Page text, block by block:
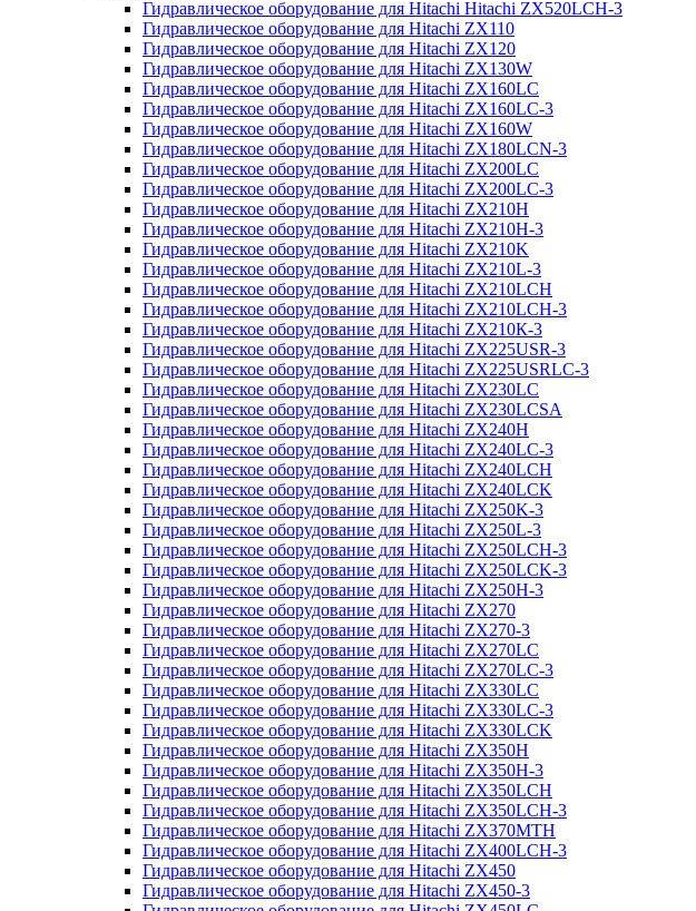
Гидравлическое оборудование для Hitachi Hitachi ZX520LCH-3
Гидравлическое оборудование для Hitachi ZX110
Гидравлическое оборудование для Hitachi ZX120
Гидравлическое оборудование для Hitachi ZX130W
Гидравлическое оборудование для Hitachi ZX160LC
Гидравлическое оборудование для Hitachi ZX160LC-3
Гидравлическое оборудование для Hitachi ZX160W
Гидравлическое оборудование для Hitachi ZX180LCN-3
Гидравлическое оборудование для Hitachi ZX200LC
Гидравлическое оборудование для Hitachi ZX200LC-3
Гидравлическое оборудование для Hitachi ZX210H
Гидравлическое оборудование для Hitachi ZX210H-3
Гидравлическое оборудование для Hitachi ZX210K
Гидравлическое оборудование для Hitachi ZX210L-3
Гидравлическое оборудование для Hitachi ZX210LCH
Гидравлическое оборудование для Hitachi ZX210LCH-3
Гидравлическое оборудование для Hitachi ZX210К-3
Гидравлическое оборудование для Hitachi ZX225USR-3
Гидравлическое оборудование для Hitachi ZX225USRLC-3
Гидравлическое оборудование для Hitachi ZX230LC
Гидравлическое оборудование для Hitachi ZX230LCSA
Гидравлическое оборудование для Hitachi ZX240H
Гидравлическое оборудование для Hitachi ZX240LC-3
Гидравлическое оборудование для Hitachi ZX240LCH
Гидравлическое оборудование для Hitachi ZX240LCK
Гидравлическое оборудование для Hitachi ZX250K-3
Гидравлическое оборудование для Hitachi ZX250L-3
Гидравлическое оборудование для Hitachi ZX250LCH-3
Гидравлическое оборудование для Hitachi ZX250LCK-3
Гидравлическое оборудование для Hitachi ZX250Н-3
Гидравлическое оборудование для Hitachi ZX270
Гидравлическое оборудование для Hitachi ZX270-3
Гидравлическое оборудование для Hitachi ZX270LC
Гидравлическое оборудование для Hitachi ZX270LC-3
Гидравлическое оборудование для Hitachi ZX330LC
Гидравлическое оборудование для Hitachi ZX330LC-3
Гидравлическое оборудование для Hitachi ZX330LCK
Гидравлическое оборудование для Hitachi ZX350H
Гидравлическое оборудование для Hitachi ZX350H-3
Гидравлическое оборудование для Hitachi ZX350LCH
Гидравлическое оборудование для Hitachi ZX350LCH-3
Гидравлическое оборудование для Hitachi ZX370MTH
Гидравлическое оборудование для Hitachi ZX400LCH-3
Гидравлическое оборудование для Hitachi ZX450
Гидравлическое оборудование для Hitachi ZX450-3